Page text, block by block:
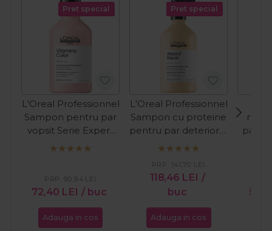
Pret special
L'Oreal Professionnel
Sampon pentru par
vopsit Serie Expert
Vitamino Color
72,40 LEI / buc
PRP: 90,94 LEI
Adauga in cos
Pret special
L'Oreal Professionnel
Sampon cu proteine
pentru par deteriorat
Absolut Repair
118,46 LEI /
buc
PRP: 141,70 LEI
Adauga in cos
par